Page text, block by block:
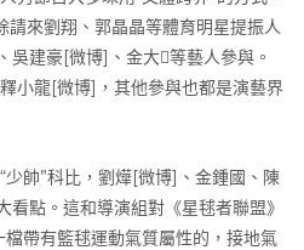
請來劉翔、郭晶晶等體育明星提振人
吳建豪[微博]、金大等藝人參與。
小龍[微博]，其他參與也都是演藝界
帥”科比，劉燁[微博]、金鍾國、陳
點。這和導演組對《星毬者聯盟》
帶有籃毬運動氣質屬性的，接地氣